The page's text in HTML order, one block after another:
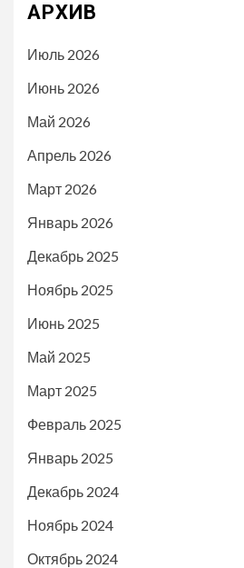
АРХИВ
Июль 2026
Июнь 2026
Май 2026
Апрель 2026
Март 2026
Январь 2026
Декабрь 2025
Ноябрь 2025
Июнь 2025
Май 2025
Март 2025
Февраль 2025
Январь 2025
Декабрь 2024
Ноябрь 2024
Октябрь 2024